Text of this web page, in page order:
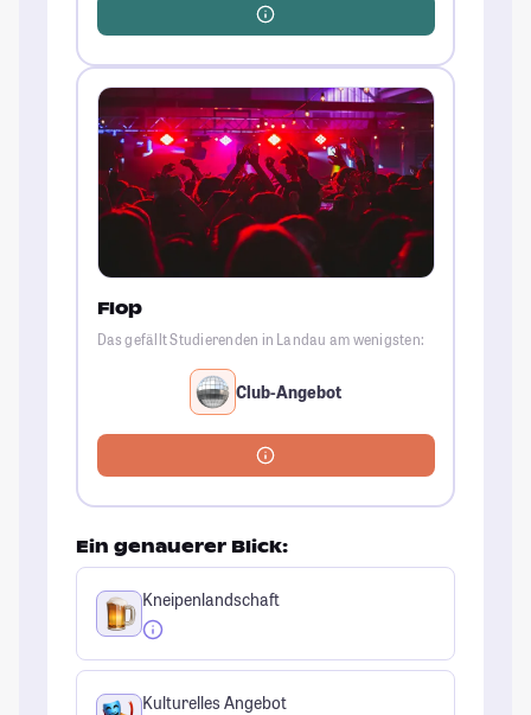
Flop
Das gefällt Studierenden in Landau am wenigsten:
Club-Angebot
Ein genauerer Blick:
Kneipenlandschaft
Kulturelles Angebot